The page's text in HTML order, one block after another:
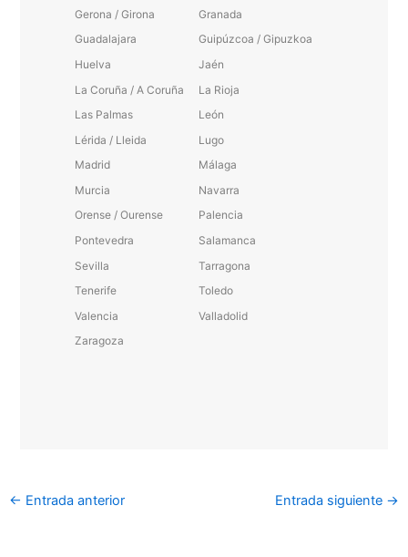
Gerona / Girona
Granada
Guadalajara
Guipúzcoa / Gipuzkoa
Huelva
Jaén
La Coruña / A Coruña
La Rioja
Las Palmas
León
Lérida / Lleida
Lugo
Madrid
Málaga
Murcia
Navarra
Orense / Ourense
Palencia
Pontevedra
Salamanca
Sevilla
Tarragona
Tenerife
Toledo
Valencia
Valladolid
Zaragoza
← Entrada anterior Entrada siguiente →